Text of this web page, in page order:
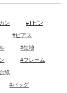
ン #Tピン
#ピアス
#生地
#フレーム
紙
#バッグ